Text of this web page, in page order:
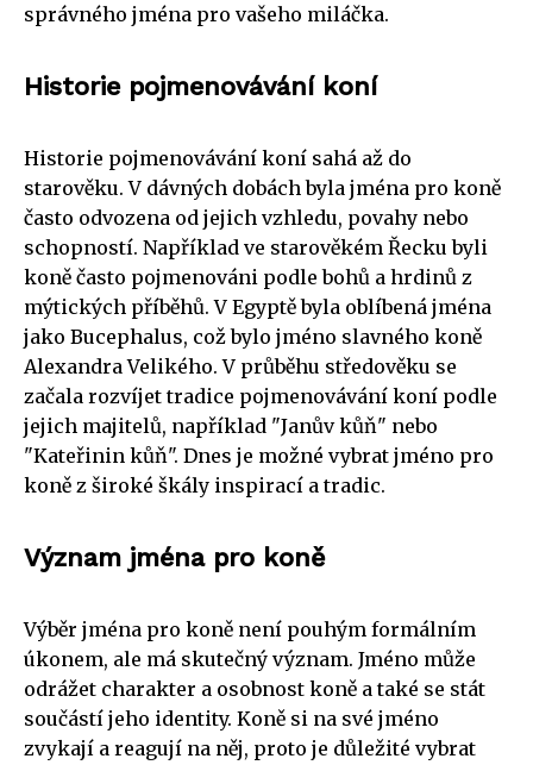
správného jména pro vašeho miláčka.
Historie pojmenovávání koní
Historie pojmenovávání koní sahá až do
starověku. V dávných dobách byla jména pro koně
často odvozena od jejich vzhledu, povahy nebo
schopností. Například ve starověkém Řecku byli
koně často pojmenováni podle bohů a hrdinů z
mýtických příběhů. V Egyptě byla oblíbená jména
jako Bucephalus, což bylo jméno slavného koně
Alexandra Velikého. V průběhu středověku se
začala rozvíjet tradice pojmenovávání koní podle
jejich majitelů, například "Janův kůň" nebo
"Kateřinin kůň". Dnes je možné vybrat jméno pro
koně z široké škály inspirací a tradic.
Význam jména pro koně
Výběr jména pro koně není pouhým formálním
úkonem, ale má skutečný význam. Jméno může
odrážet charakter a osobnost koně a také se stát
součástí jeho identity. Koně si na své jméno
zvykají a reagují na něj, proto je důležité vybrat